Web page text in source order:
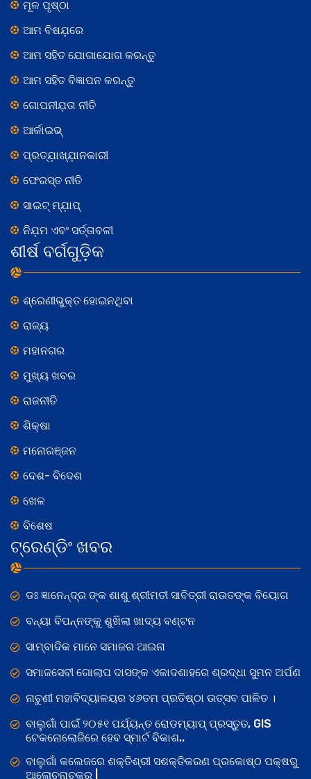
ମୂଳ ପୃଷ୍ଠା
ଆମ ବିଷଯ଼ରେ
ଆମ ସହିତ ଯୋଗାଯୋଗ କରନ୍ତୁ
ଆମ ସହିତ ବିଜ୍ଞାପନ କରନ୍ତୁ
ଗୋପନୀଯ଼ତା ନୀତି
ଆର୍କାଇଭ୍
ପ୍ରତ୍ଯ଼ାଖ୍ଯ଼ାନକାରୀ
ଫେରସ୍ତ ନୀତି
ସାଇଟ୍ ମ୍ଯ଼ାପ୍
ନିଯ଼ମ ଏବଂ ସର୍ତ୍ତାବଳୀ
ଶୀର୍ଷ ବର୍ଗଗୁଡ଼ିକ
ଶ୍ରେଣୀଭୁକ୍ତ ହୋଇନଥିବା
ରାଜ୍ୟ
ମହାନଗର
ମୁଖ୍ୟ ଖବର
ରାଜନୀତି
ଶିକ୍ଷା
ମନୋରଞ୍ଜନ
ଦେଶ- ବିଦେଶ
ଖେଳ
ବିଶେଷ
ଟ୍ରେଣ୍ଡିଂ ଖବର
ଡଃ ଜ୍ଞାନେନ୍ଦ୍ର ଙ୍କ ଶାଶୁ ଶ୍ରୀମତୀ ସାବିତ୍ରୀ ରାଉତଙ୍କ ବିୟୋଗ
ବନ୍ୟା ବିପନ୍ନଙ୍କୁ ଶୁଖିଲା ଖାଦ୍ୟ ବଣ୍ଟନ
ସାମ୍ବାଦିକ ମାନେ ସମାଜର ଆଇନା
ସମାଜସେବୀ ଗୋଲାପ ଦାସଙ୍କ ଏକାଦଶାହରେ ଶ୍ରଦ୍ଧା ସୁମନ ଅର୍ପଣ
ନାଚୁଣୀ ମହାବିଦ୍ୟାଳୟର ୪୬ତମ ପ୍ରତିଷ୍ଠା ଉତ୍ସବ ପାଳିତ ।
ବାଲୁଗାଁ ପାଇଁ ୨୦୫୧ ପର୍ଯ୍ୟନ୍ତ ରୋଡମ୍ୟାପ୍ ପ୍ରସ୍ତୁତ, GIS
ଟେକନୋଲୋଜିରେ ହେବ ସ୍ମାର୍ଟ ବିକାଶ..
ବାଲୁଗାଁ କଲେଜରେ ଶକ୍ତିଶ୍ରୀ ସଶକ୍ତିକରଣ ପ୍ରକୋଷ୍ଠ ପକ୍ଷରୁ
ଆଲୋଚନାଚକ୍ର |